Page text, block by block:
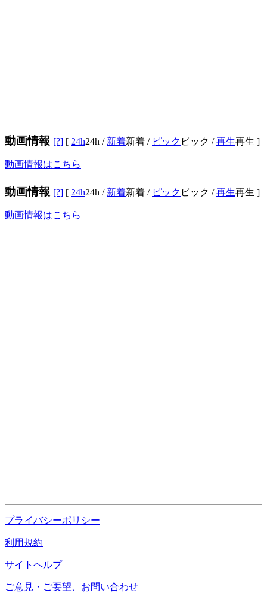
動画情報 [?] [ 24h24h / 新着新着 / ピック ピック /再生再生 ]
動画情報はこちら
動画情報 [?] [ 24h24h / 新着新着 / ピック ピック /再生再生 ]
動画情報はこちら
プライバシーポリシー
利用規約
サイトヘルプ
ご意見・ご要望、お問い合わせ